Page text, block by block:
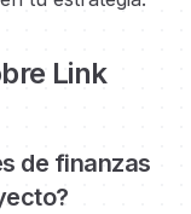
Link
de finanzas